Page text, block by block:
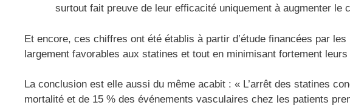
surtout fait preuve de leur efficacité uniquement à augmenter le
Et encore, ces chiffres ont été établis à partir d’étude financées par
largement favorables aux statines et tout en minimisant fortement
La conclusion est elle aussi du même acabit : « L’arrêt des statines
mortalité et de 15 % des événements vasculaires chez les patients